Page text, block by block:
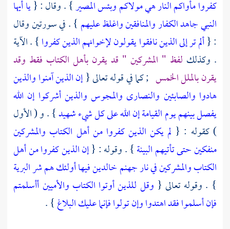
كفروا مأواكم النار هي مولاكم وبئس المصير} . وقال : {يا أيها
النبي جاهد الكفار والمنافقين واغلظ عليهم } . في سورتين وقال
: {ألم تر إلى الذين نافقوا يقولون لإخوانهم الذين كفروا} . الآية
. وكذلك لفظ " المشركين " قد يقرن بأهل الكتاب فقط وقد
يقرن بالملل الخمس ; كما في قوله تعالى {إن الذين آمنوا والذين
هادوا والصابئين والنصارى والمجوس والذين أشركوا إن الله
يفصل بينهم يوم القيامة إن الله على كل شيء شهيد} . و ( الأول
) كقوله : { لم يكن الذين كفروا من أهل الكتاب والمشركين
منفكين حتى تأتيهم البينة} . وقوله : {إن الذين كفروا من أهل
الكتاب والمشركين في نار جهنم خالدين فيها أولئك هم شر البرية
} . وقوله تعالى { وقل للذين أوتوا الكتاب والأميين أأسلمتم
فإن أسلموا فقد اهتدوا وإن تولوا فإنما عليك البلاغ} .